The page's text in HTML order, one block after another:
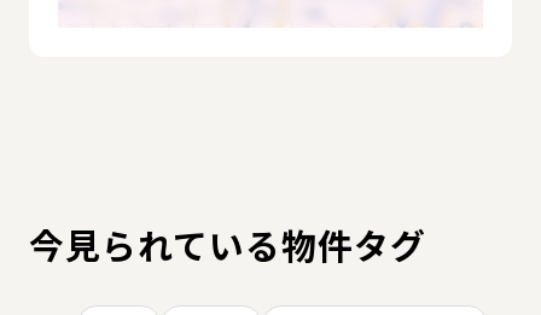
今見られている物件タグ